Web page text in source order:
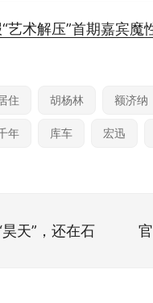
艺术解压”首期嘉宾
住 胡杨林 额济纳
年 库车 宏迅
天”，还在石